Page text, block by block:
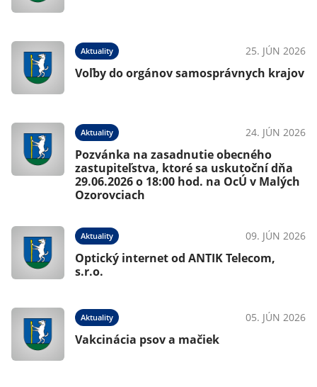
Aktuality 25. JÚN 2026
Voľby do orgánov samosprávnych krajov
Aktuality 24. JÚN 2026
Pozvánka na zasadnutie obecného
zastupiteľstva, ktoré sa uskutoční dňa
29.06.2026 o 18:00 hod. na OcÚ v Malých
Ozorovciach
Aktuality 09. JÚN 2026
Optický internet od ANTIK Telecom,
s.r.o.
Aktuality 05. JÚN 2026
Vakcinácia psov a mačiek